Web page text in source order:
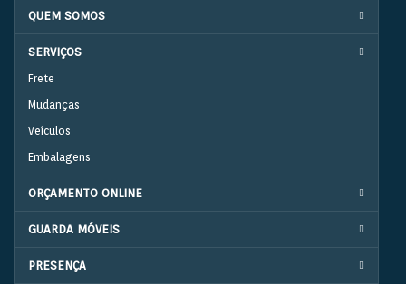
QUEM SOMOS
SERVIÇOS
Frete
Mudanças
Veículos
Embalagens
ORÇAMENTO ONLINE
GUARDA MÓVEIS
PRESENÇA